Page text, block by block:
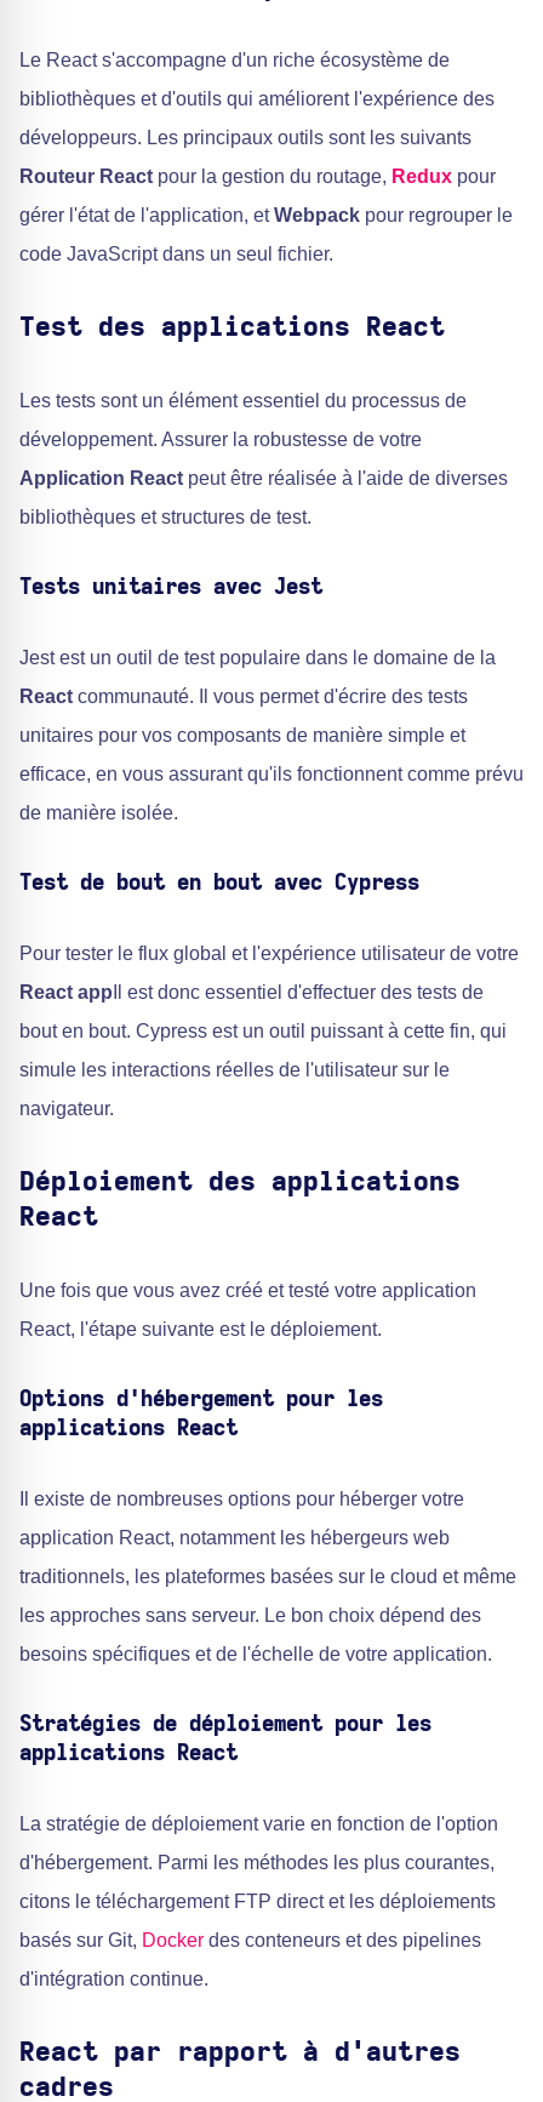
Le React s'accompagne d'un riche écosystème de
bibliothèques et d'outils qui améliorent l'expérience des
développeurs. Les principaux outils sont les suivants
Routeur React pour la gestion du routage, Redux pour
gérer l'état de l'application, etWebpack pour regrouper le
code JavaScript dans un seul fichier.
Test des applications React
Les tests sont un élément essentiel du processus de
développement. Assurer la robustesse de votre
Application React peut être réalisée à l'aide de diverses
bibliothèques et structures de test.
Tests unitaires avec Jest
Jest est un outil de test populaire dans le domaine de la
React communauté. Il vous permet d'écrire des tests
unitaires pour vos composants de manière simple et
efficace, en vous assurant qu'ils fonctionnent comme prévu
de manière isolée.
Test de bout en bout avec Cypress
Pour tester le flux global et l'expérience utilisateur de votre
React app Il est donc essentiel d'effectuer des tests de
bout en bout. Cypress est un outil puissant à cette fin, qui
simule les interactions réelles de l'utilisateur sur le
navigateur.
Déploiement des applications
React
Une fois que vous avez créé et testé votre application
React, l'étape suivante est le déploiement.
Options d'hébergement pour les
applications React
Il existe de nombreuses options pour héberger votre
application React, notamment les hébergeurs web
traditionnels, les plateformes basées sur le cloud et même
les approches sans serveur. Le bon choix dépend des
besoins spécifiques et de l'échelle de votre application.
Stratégies de déploiement pour les
applications React
La stratégie de déploiement varie en fonction de l'option
d'hébergement. Parmi les méthodes les plus courantes,
citons le téléchargement FTP direct et les déploiements
basés sur Git, Docker des conteneurs et des pipelines
d'intégration continue.
React par rapport à d'autres
cadres